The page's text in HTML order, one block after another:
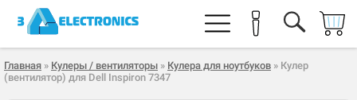
Главная » Кулеры / вентиляторы » Кулера для ноутбуков » Кулер
(вентилятор) для Dell Inspiron 7347